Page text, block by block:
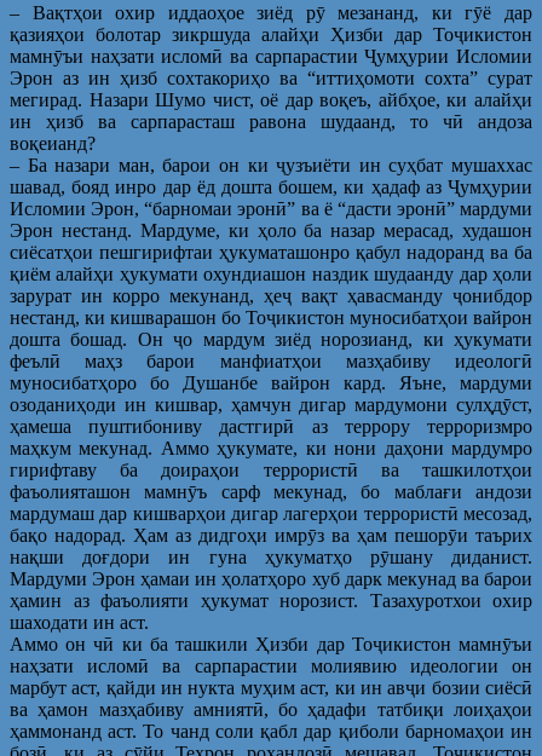
– Вақтҳои охир иддаоҳое зиёд рӯ мезананд, ки гӯё дар
қазияҳои болотар зикршуда алайҳи Ҳизби дар Тоҷикистон
мамнӯъи наҳзати исломӣ ва сарпарастии Ҷумҳурии Исломии
Эрон аз ин ҳизб сохтакориҳо ва “иттиҳомоти сохта” сурат
мегирад. Назари Шумо чист, оё дар воқеъ, айбҳое, ки алайҳи
ин ҳизб ва сарпарасташ равона шудаанд, то чӣ андоза
воқеианд?
– Ба назари ман, барои он ки ҷузъиёти ин суҳбат мушаххас
шавад, бояд инро дар ёд дошта бошем, ки ҳадаф аз Ҷумҳурии
Исломии Эрон, “барномаи эронӣ” ва ё “дасти эронӣ” мардуми
Эрон нестанд. Мардуме, ки ҳоло ба назар мерасад, худашон
сиёсатҳои пешгирифтаи ҳукуматашонро қабул надоранд ва ба
қиём алайҳи ҳукумати охундиашон наздик шудаанду дар ҳоли
зарурат ин корро мекунанд, ҳеҷ вақт ҳавасманду ҷонибдор
нестанд, ки кишварашон бо Тоҷикистон муносибатҳои вайрон
дошта бошад. Он ҷо мардум зиёд норозианд, ки ҳукумати
феълӣ маҳз барои манфиатҳои мазҳабиву идеологӣ
муносибатҳоро бо Душанбе вайрон кард. Яъне, мардуми
озоданиҳоди ин кишвар, ҳамчун дигар мардумони сулҳдӯст,
ҳамеша пуштибониву дастгирӣ аз террору терроризмро
маҳкум мекунад. Аммо ҳукумате, ки нони даҳони мардумро
гирифтаву ба доираҳои террористӣ ва ташкилотҳои
фаъолияташон мамнӯъ сарф мекунад, бо маблағи андози
мардумаш дар кишварҳои дигар лагерҳои террористӣ месозад,
бақо надорад. Ҳам аз дидгоҳи имрӯз ва ҳам пешорӯи таърих
нақши доғдори ин гуна ҳукуматҳо рӯшану диданист.
Мардуми Эрон ҳамаи ин ҳолатҳоро хуб дарк мекунад ва барои
ҳамин аз фаъолияти ҳукумат норозист. Тазахуротхои охир
шаходати ин аст.
Аммо он чӣ ки ба ташкили Ҳизби дар Тоҷикистон мамнӯъи
наҳзати исломӣ ва сарпарастии молиявию идеологии он
марбут аст, қайди ин нукта муҳим аст, ки ин авҷи бозии сиёсӣ
ва ҳамон мазҳабиву амниятӣ, бо ҳадафи татбиқи лоиҳаҳои
ҳаммонанд аст. То чанд соли қабл дар қиболи барномаҳои ин